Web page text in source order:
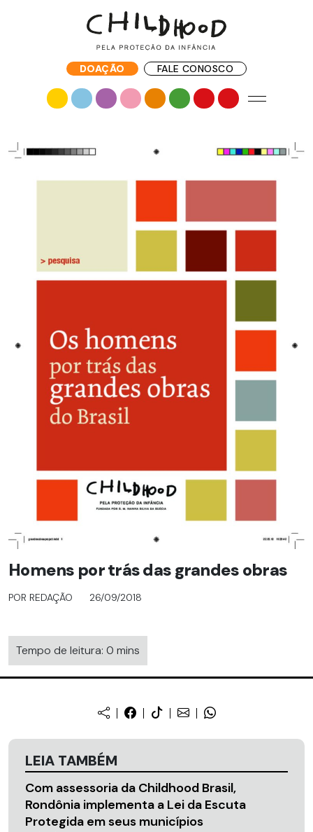
DOAÇÃO FALE CONOSCO
Homens por trás das grandes obras
POR REDAÇÃO 26/09/2018
Tempo de leitura: 0 mins
LEIA TAMBÉM
Com assessoria da Childhood Brasil,
Rondônia implementa a Lei da Escuta
Protegida em seus municípios